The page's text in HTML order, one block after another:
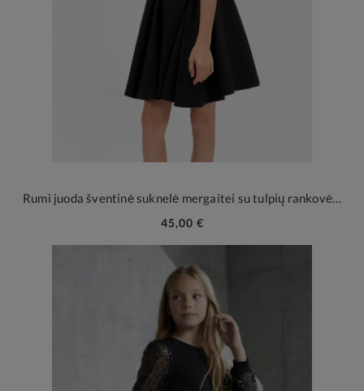
Rumi juoda šventinė suknelė mergaitei su tulpių rankovėlėmis
45,00 €